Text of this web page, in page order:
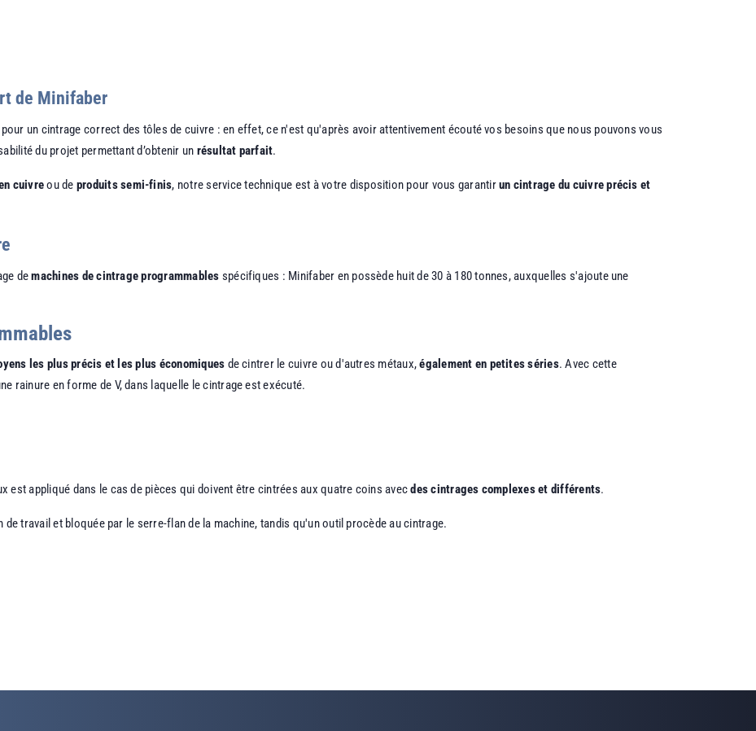
de Minifaber
un cintrage correct des tôles de cuivre : en effet, ce n'est qu'après avoir attentivement écouté vos besoins que nous pouvons vous
du projet permettant d’obtenir un résultat parfait.
cuivreou de produits semi-finis, notre service technique est à votre disposition pour vous garantirun cintrage du cuivre précis et
demachines de cintrage programmables spécifiques : Minifaber en possède huit de 30 à 180 tonnes, auxquelles s'ajoute une
les plus précis et les plus économiques de cintrer le cuivre ou d'autres métaux,également en petites séries. Avec cette
rainure en forme de V, dans laquelle le cintrage est exécuté.
est appliqué dans le cas de pièces qui doivent être cintrées aux quatre coins avecdes cintrages complexes et différents.
travail et bloquée par le serre-flan de la machine, tandis qu'un outil procède au cintrage.